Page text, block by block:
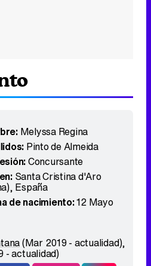
Melyssa Regina
Pinto de Almeida
Concursante
Santa Cristina d'Aro
, España
de nacimiento:12 Mayo
(Mar 2019 - actualidad),
- actualidad)